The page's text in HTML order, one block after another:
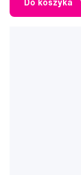
Do koszyka